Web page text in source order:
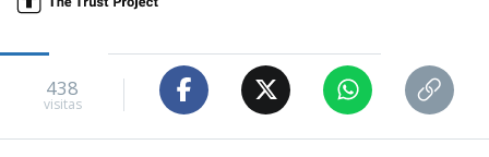
438
visitas